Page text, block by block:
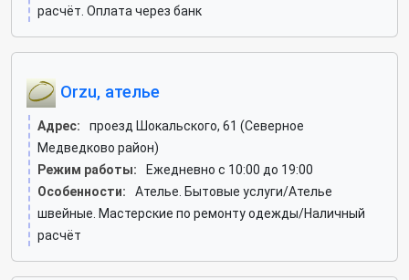
расчёт. Оплата через банк
Orzu, ателье
Адрес:
проезд Шокальского, 61 (Северное
Медведково район)
Режим работы:
Ежедневно с 10:00 до 19:00
Особенности:
Ателье. Бытовые услуги/Ателье
швейные. Мастерские по ремонту одежды/Наличный
расчёт